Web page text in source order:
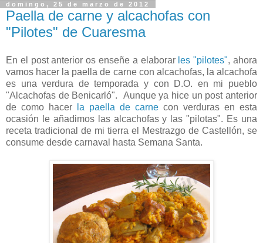
domingo, 25 de marzo de 2012
Paella de carne y alcachofas con
"Pilotes" de Cuaresma
En el post anterior os enseñe a elaborar les "pilotes", ahora
vamos hacer la paella de carne con alcachofas, la alcachofa
es una verdura de temporada y con D.O. en mi pueblo
"Alcachofas de Benicarló". Aunque ya hice un post anterior
de como hacer
la paella de carne con verduras en esta
ocasión le añadimos las alcachofas y las "pilotas". Es una
receta tradicional de mi tierra el Mestrazgo de Castellón, se
consume desde carnaval hasta Semana Santa.